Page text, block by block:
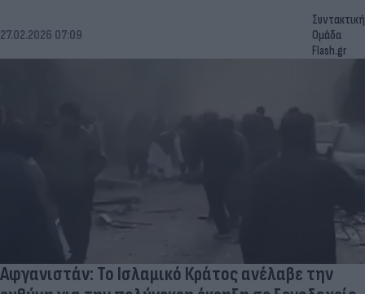
27.02.2026 07:09
Συντακτική
Ομάδα
Flash.gr
Αφγανιστάν: Το Ισλαμικό Κράτος ανέλαβε την